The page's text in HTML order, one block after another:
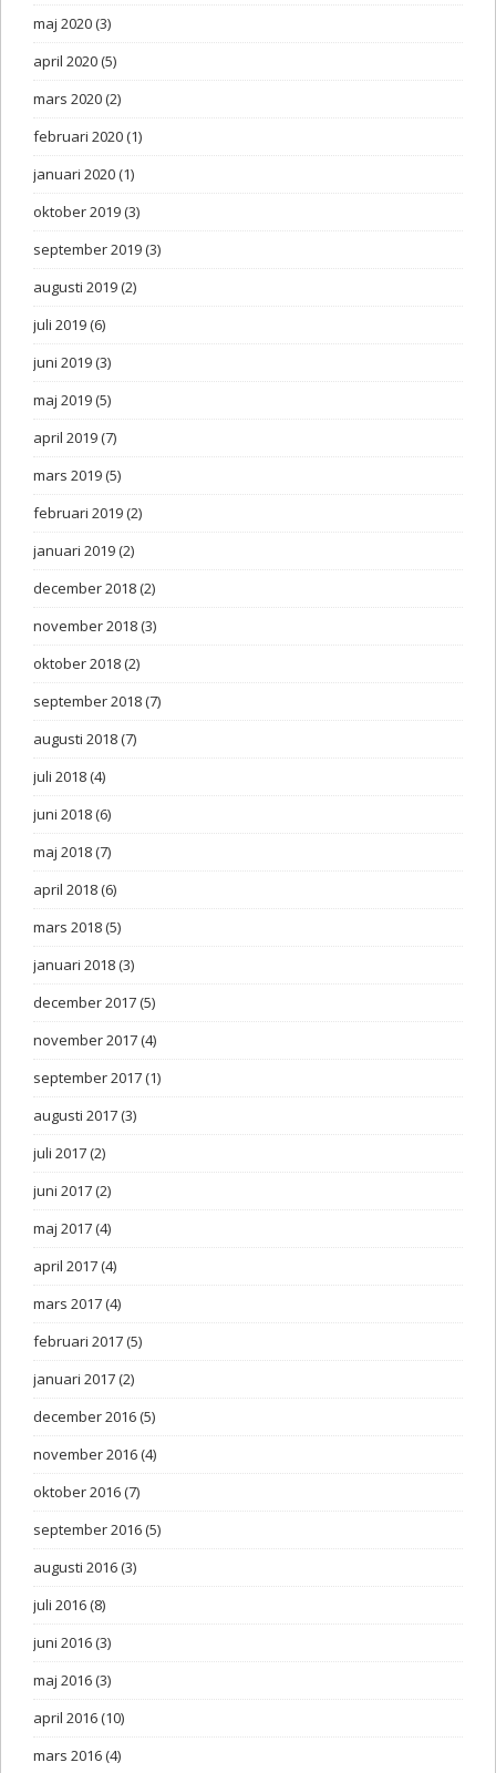
maj 2020(3)
april 2020(5)
mars 2020(2)
februari 2020(1)
januari 2020(1)
oktober 2019(3)
september 2019(3)
augusti 2019(2)
juli 2019(6)
juni 2019(3)
maj 2019(5)
april 2019(7)
mars 2019(5)
februari 2019(2)
januari 2019(2)
december 2018(2)
november 2018(3)
oktober 2018(2)
september 2018(7)
augusti 2018(7)
juli 2018(4)
juni 2018(6)
maj 2018(7)
april 2018(6)
mars 2018(5)
januari 2018(3)
december 2017(5)
november 2017(4)
september 2017(1)
augusti 2017(3)
juli 2017(2)
juni 2017(2)
maj 2017(4)
april 2017(4)
mars 2017(4)
februari 2017(5)
januari 2017(2)
december 2016(5)
november 2016(4)
oktober 2016(7)
september 2016(5)
augusti 2016(3)
juli 2016(8)
juni 2016(3)
maj 2016(3)
april 2016(10)
mars 2016(4)